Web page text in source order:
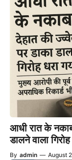
आधी रात के
डालने वाला
By admin — August